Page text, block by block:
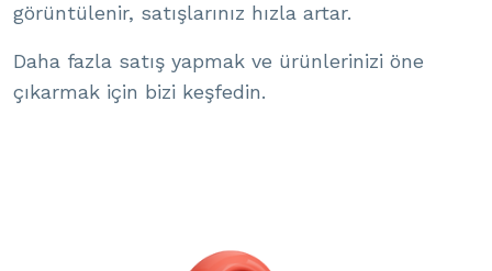
görüntülenir, satışlarınız hızla artar.
Daha fazla satış yapmak ve ürünlerinizi öne
çıkarmak için bizi keşfedin.